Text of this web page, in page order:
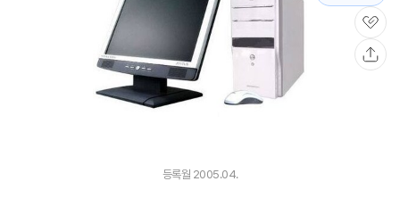
관
심
등록월 2005.04.